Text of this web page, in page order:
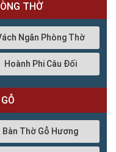
THỜ
Ngăn Phòng Thờ
Hoành Phi Câu Đối
Bàn Thờ Gỗ Hương